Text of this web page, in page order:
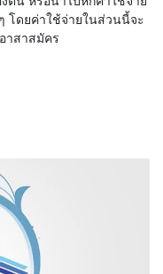
โดยค่าใช้จ่ายในส่วนนี้จะ
าสาสมัคร